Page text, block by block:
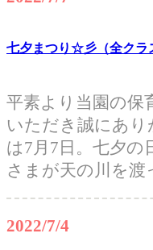
七夕まつり☆彡（全クラ
平素より当園の保
いただき誠にあり
は7月7日。七夕
さまが天の川を渡
2022/7/4